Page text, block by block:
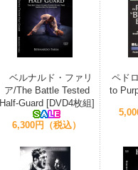
ベルナルド・ファリ
ア/The Battle Tested
Half-Guard [DVD4枚組]
6,300円（税込）
ペド
to